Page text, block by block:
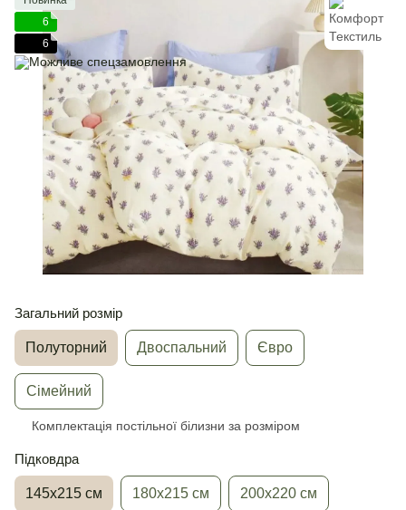
6
6
Загальний розмір
Полуторний Двоспальний Євро
Сімейний
Комплектація постільної білизни за розміром
Підковдра
145х215 см 180х215 см 200х220 см